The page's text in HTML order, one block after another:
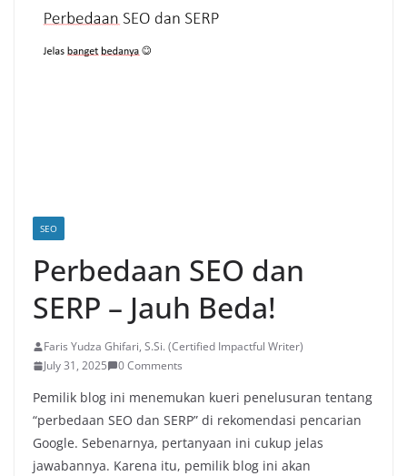
SEO
Perbedaan SEO dan
SERP – Jauh Beda!
Faris Yudza Ghifari, S.Si. (Certified Impactful Writer)
July 31, 2025
0 Comments
Pemilik blog ini menemukan kueri penelusuran tentang
“perbedaan SEO dan SERP” di rekomendasi pencarian
Google. Sebenarnya, pertanyaan ini cukup jelas
jawabannya. Karena itu, pemilik blog ini akan